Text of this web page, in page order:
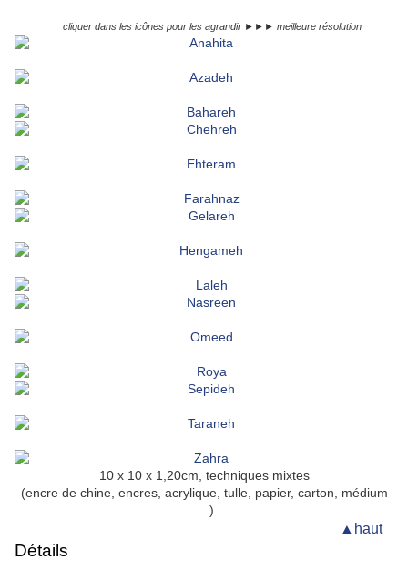
cliquer dans les icônes pour les agrandir ►►► meilleure résolution
10 x 10 x 1,20cm, techniques mixtes
(encre de chine, encres, acrylique, tulle, papier, carton, médium
... )
▲haut
Détails